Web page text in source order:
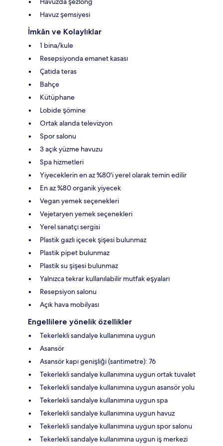
Havuz şemsiyesi
İmkân ve Kolaylıklar
1 bina/kule
Resepsiyonda emanet kasası
Çatıda teras
Bahçe
Kütüphane
Lobide şömine
Ortak alanda televizyon
Spor salonu
3 açık yüzme havuzu
Spa hizmetleri
Yiyeceklerin en az %80'i yerel olarak temin edilir
En az %80 organik yiyecek
Vegan yemek seçenekleri
Vejetaryen yemek seçenekleri
Yerel sanatçı sergisi
Plastik gazlı içecek şişesi bulunmaz
Plastik pipet bulunmaz
Plastik su şişesi bulunmaz
Yalnızca tekrar kullanılabilir mutfak eşyaları
Resepsiyon salonu
Açık hava mobilyası
Engellilere yönelik özellikler
Tekerlekli sandalye kullanımına uygun
Asansör
Asansör kapı genişliği (santimetre): 76
Tekerlekli sandalye kullanımına uygun ortak tuvalet
Tekerlekli sandalye kullanımına uygun asansör yolu
Tekerlekli sandalye kullanımına uygun spa
Tekerlekli sandalye kullanımına uygun havuz
Tekerlekli sandalye kullanımına uygun spor salonu
Tekerlekli sandalye kullanımına uygun iş merkezi